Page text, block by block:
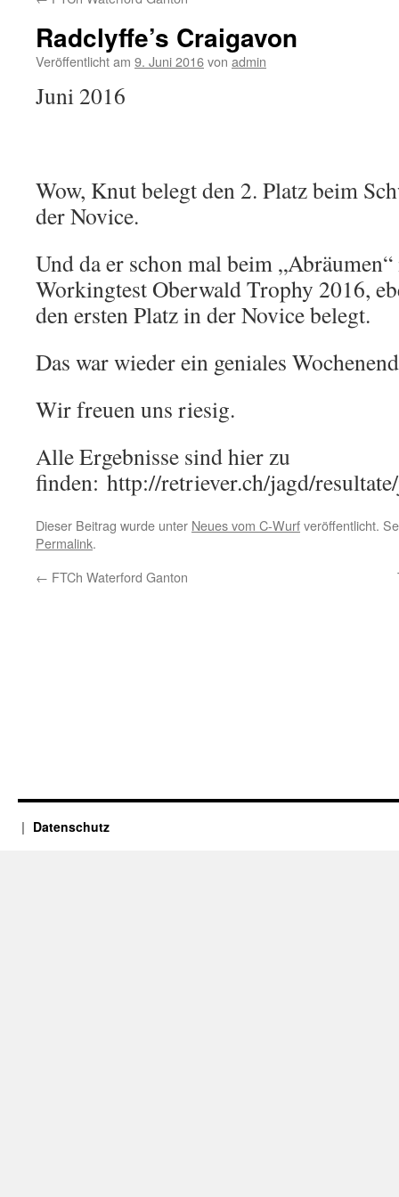
Radclyffe’s Craigavon
Veröffentlicht am 9. Juni 2016von admin
Juni 2016
Wow, Knut belegt den 2. Platz beim
der Novice.
Und da er schon mal beim
Workingtest Oberwald Trophy 2016,
den ersten Platz in der Novice belegt.
Das war wieder ein geniales
Wir freuen uns riesig.
Alle Ergebnisse sind hier zu
finden: http://retriever.ch/jagd/
Dieser Beitrag wurde unter Neues vom C-Wurfveröffentlicht.
Permalink.
← FTCh Waterford Ganton
Datenschutz